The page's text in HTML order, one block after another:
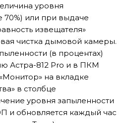
уровня
70%) или при выдаче
извещателя»
чистка дымовой камеры.
(в процентах)
Астра-812 Pro и в ПКМ
на вкладке
в столбце
уровня запыленности
и обновляется каждый час